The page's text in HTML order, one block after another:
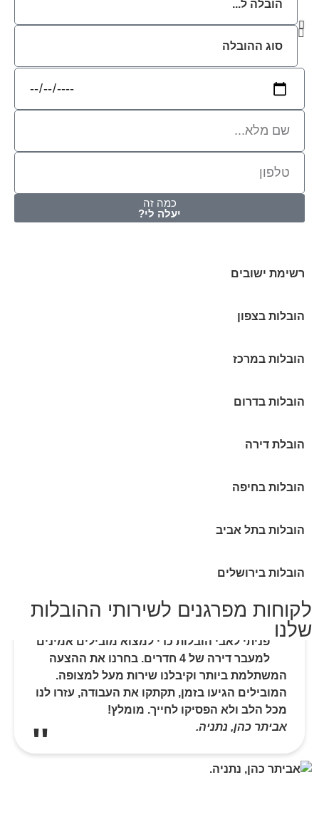
כמה זה
יעלה לי?
רשימת ישובים
הובלות בצפון
הובלות במרכז
הובלות בדרום
הובלת דירה
הובלות בחיפה
הובלות בתל אביב
הובלות בירושלים
לקוחות מפרגנים לשירותי ההובלות
שלנו
פניתי לאבי הובלות כדי למצוא מובילים אמינים
למעבר דירה של 4 חדרים. בחרנו את ההצעה
המשתלמת ביותר וקיבלנו שירות מעל למצופה.
המובילים הגיעו בזמן, תקתקו את העבודה, עזרו לנו
מכל הלב ולא הפסיקו לחייך. מומלץ!
אביתר כהן, נתניה.